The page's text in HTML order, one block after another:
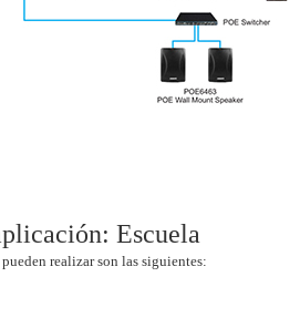
Escuela
realizar son las siguientes: